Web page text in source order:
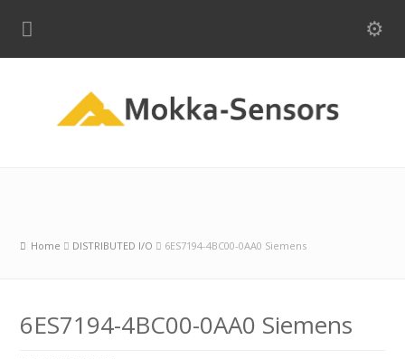
Home DISTRIBUTED I/O 6ES7194-4BC00-0AA0 Siemens
6ES7194-4BC00-0AA0 Siemens